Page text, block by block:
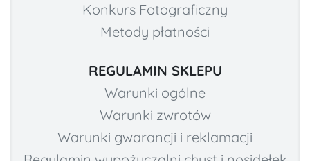
Konkurs Fotograficzny
Metody płatności
REGULAMIN SKLEPU
Warunki ogólne
Warunki zwrotów
Warunki gwarancji i reklamacji